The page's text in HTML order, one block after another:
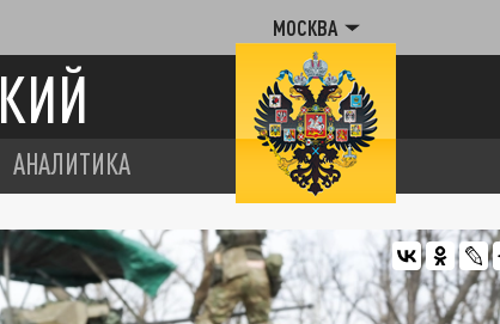
МОСКВА
АНАЛИТИКА